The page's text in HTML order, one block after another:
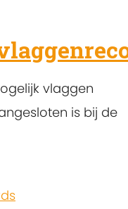
vlaggen
is bij de